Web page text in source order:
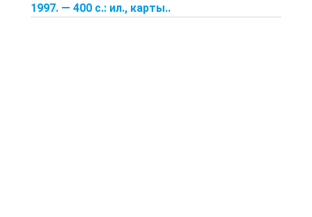
1997. — 400 с.: ил., карты..